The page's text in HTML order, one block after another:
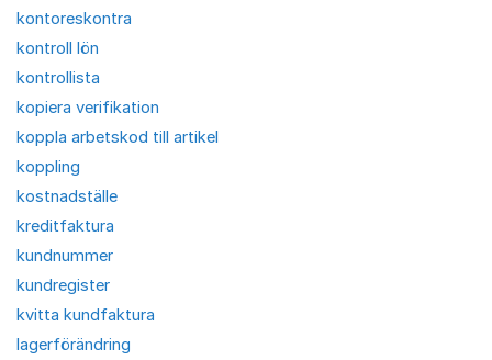
kontoreskontra
kontroll lön
kontrollista
kopiera verifikation
koppla arbetskod till artikel
koppling
kostnadställe
kreditfaktura
kundnummer
kundregister
kvitta kundfaktura
lagerförändring